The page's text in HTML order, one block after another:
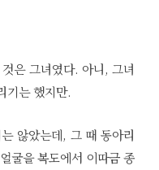
은 그녀였다. 아니, 그녀
기는 했지만.
않았는데, 그 때 동아리
굴을 복도에서 이따금 종